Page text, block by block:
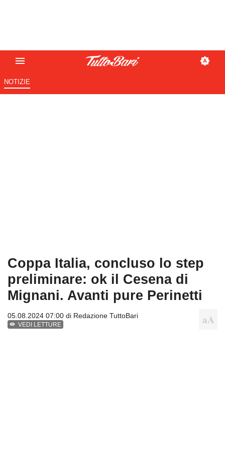
NOTIZIE
Coppa Italia, concluso lo step
preliminare: ok il Cesena di
Mignani. Avanti pure Perinetti
05.08.2024 07:00 di Redazione TuttoBari
VEDI LETTURE